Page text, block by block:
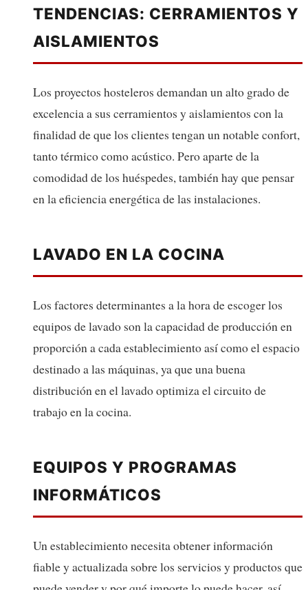
TENDENCIAS: CERRAMIENTOS Y
AISLAMIENTOS
Los proyectos hosteleros demandan un alto grado de
excelencia a sus cerramientos y aislamientos con la
finalidad de que los clientes tengan un notable confort,
tanto térmico como acústico. Pero aparte de la
comodidad de los huéspedes, también hay que pensar
en la eficiencia energética de las instalaciones.
LAVADO EN LA COCINA
Los factores determinantes a la hora de escoger los
equipos de lavado son la capacidad de producción en
proporción a cada establecimiento así como el espacio
destinado a las máquinas, ya que una buena
distribución en el lavado optimiza el circuito de
trabajo en la cocina.
EQUIPOS Y PROGRAMAS
INFORMÁTICOS
Un establecimiento necesita obtener información
fiable y actualizada sobre los servicios y productos que